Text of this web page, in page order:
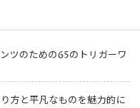
ツのための65のトリガーワ
方と平凡なものを魅力的に